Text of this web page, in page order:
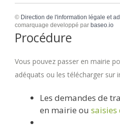
© Direction de l'information légale et
comarquage developpé par baseo.io
Procédure
Vous pouvez passer en mairie
adéquats ou les télécharger sur
Les demandes de
en mairie ou saisies